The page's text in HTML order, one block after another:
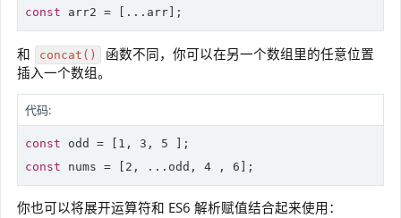
const arr2 = [...arr];
和 concat()
函数不同，你可以在另一个数组里的任意位置
插入一个数组。
代码:
const odd = [ 1 , 3 , 5
const nums = [ 2 , ...odd, 4 , 6 ];
你也可以将展开运算符和 ES6 解析赋值结合起来使用：